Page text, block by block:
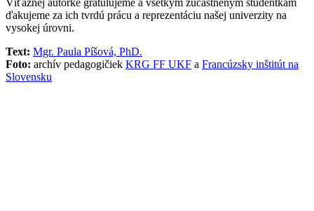
ďakujeme za ich tvrdú prácu a reprezentáciu našej univerzity na
vysokej úrovni.
Text: Mgr. Paula Píšová, PhD.
Foto: archív pedagogičiek KRG FF UKF a Francúzsky inštitút na
Slovensku